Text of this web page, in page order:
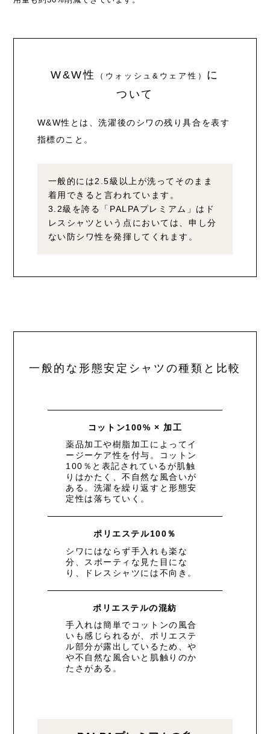
W&W性 （ウォッシュ&ウェア性） に
ついて
W&W性とは、洗濯後のシワの残り具合を表す
指標のこと。
一般的には2.5級以上が洗ってそのまま
着用できると言われています。
3.2級を誇る「PALPAプレミアム」はド
レスシャツという点においては、 申し分
ない防シワ性を発揮してくれます。
一般的な形態安定シャツの種類と比較
コットン100% × 加工
薬品加工や樹脂加工によってイ
ージーケア性を付与。コットン
100％と表記されているが肌触
りはかたく、不自然な風合いが
ある。洗濯を繰り返すと形態安
定性は落ちていく。
ポリエステル100％
シワにはならず手入れも楽な
分、スポーティな見た目にな
り、ドレスシャツには不向き。
ポリエステルの混紡
手入れは簡単でコットンの風合
いも感じられるが、ポリエステ
ル部分が露出しているため、や
や不自然な風合いと肌触りのか
たさがある。